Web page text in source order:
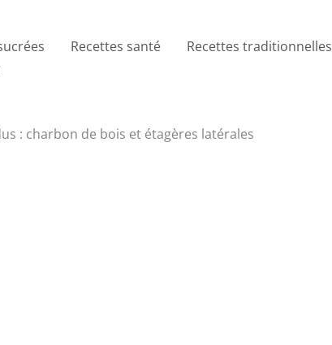
Recettes santé Recettes traditionnelles
: charbon de bois et étagères latérales